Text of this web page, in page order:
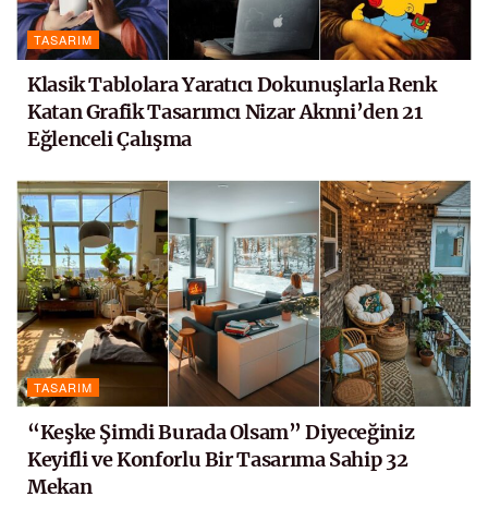
TASARIM
Klasik Tablolara Yaratıcı Dokunuşlarla Renk
Katan Grafik Tasarımcı Nizar Aknni’den 21
Eğlenceli Çalışma
TASARIM
“Keşke Şimdi Burada Olsam” Diyeceğiniz
Keyifli ve Konforlu Bir Tasarıma Sahip 32
Mekan